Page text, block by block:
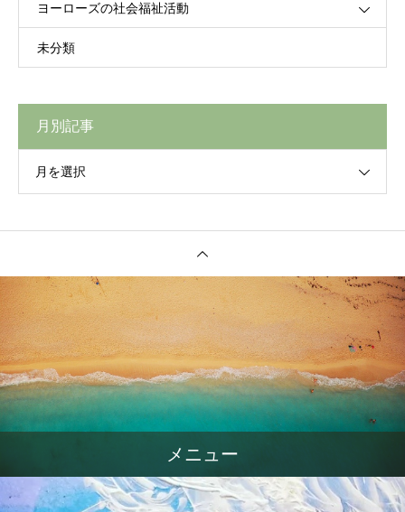
ヨーローズの社会福祉活動
未分類
月別記事
月を選択
メニュー